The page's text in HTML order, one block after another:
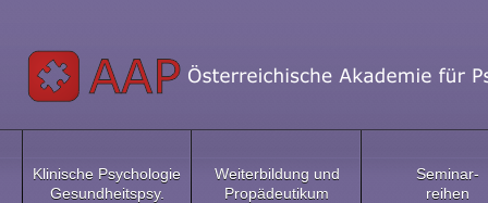
Klinische Psychologie
Gesundheitspsy.
Weiterbildung und
Propädeutikum
Seminar-
reihen